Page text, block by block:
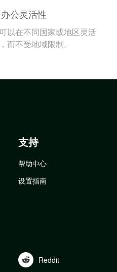
公灵活性
以在不同国家或地区灵活
而不受地域限制。
支持
帮助中心
设置指南
Reddit